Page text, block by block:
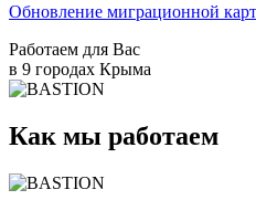
Обновление миграционной
Работаем для Вас
в 9 городах Крыма
Как мы работаем